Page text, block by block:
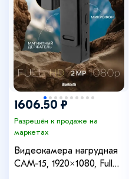
1606.50 ₽
Разрешён к продаже на
маркетах
Видеокамера нагрудная
CAM-15, 1920×1080, Full